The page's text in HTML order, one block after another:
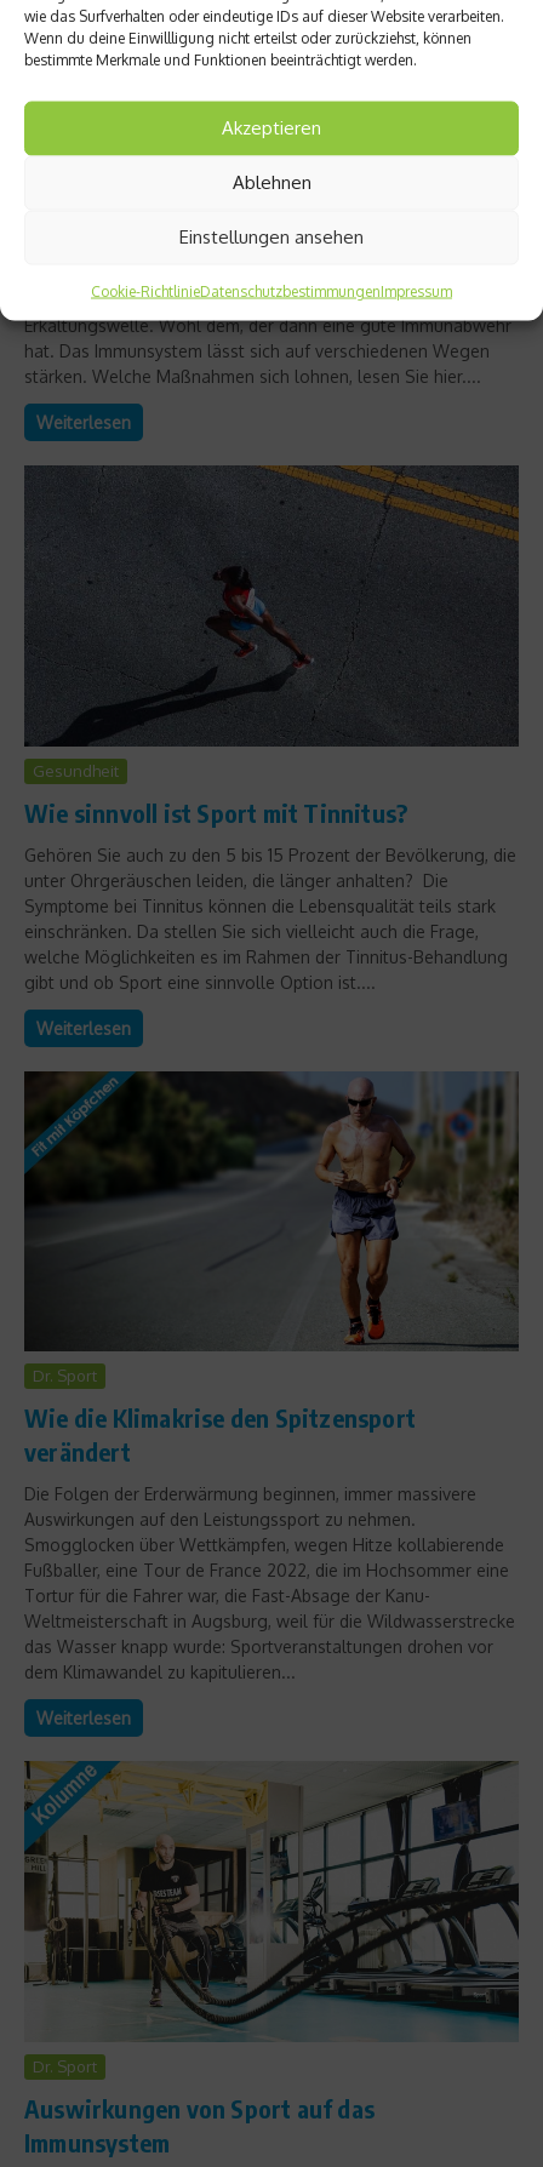
wie das Surfverhalten oder eindeutige IDs auf dieser Website verarbeiten.
Wenn du deine Einwillligung nicht erteilst oder zurückziehst, können
bestimmte Merkmale und Funktionen beeinträchtigt werden.
Akzeptieren
Ablehnen
Einstellungen ansehen
Cookie-RichtlinieDatenschutzbestimmungenImpressum
Das Immunsystem richtig stärken
Der Herbst naht mit Riesenschritten – und mit ihm die
Erkältungswelle. Wohl dem, der dann eine gute Immunabwehr
hat. Das Immunsystem lässt sich auf verschiedenen Wegen
stärken. Welche Maßnahmen sich lohnen, lesen Sie hier....
Weiterlesen
Gesundheit
Wie sinnvoll ist Sport mit Tinnitus?
Gehören Sie auch zu den 5 bis 15 Prozent der Bevölkerung, die
unter Ohrgeräuschen leiden, die länger anhalten? Die
Symptome bei Tinnitus können die Lebensqualität teils stark
einschränken. Da stellen Sie sich vielleicht auch die Frage,
welche Möglichkeiten es im Rahmen der Tinnitus-Behandlung
gibt und ob Sport eine sinnvolle Option ist....
Weiterlesen
Dr. Sport
Wie die Klimakrise den Spitzensport
verändert
Die Folgen der Erderwärmung beginnen, immer massivere
Auswirkungen auf den Leistungssport zu nehmen.
Smogglocken über Wettkämpfen, wegen Hitze kollabierende
Fußballer, eine Tour de France 2022, die im Hochsommer eine
Tortur für die Fahrer war, die Fast-Absage der Kanu-
Weltmeisterschaft in Augsburg, weil für die Wildwasserstrecke
das Wasser knapp wurde: Sportveranstaltungen drohen vor
dem Klimawandel zu kapitulieren...
Weiterlesen
Dr. Sport
Auswirkungen von Sport auf das
Immunsystem